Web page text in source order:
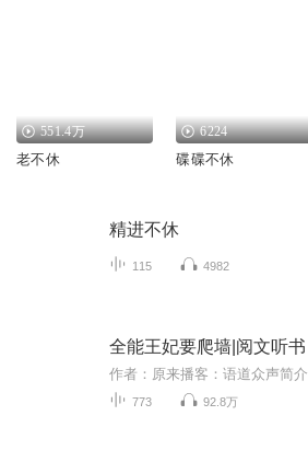
551.4万
老不休
6224
碟碟不休
精进不休
115 4982
全能王妃要爬墙|阅文听书
773 92.8万